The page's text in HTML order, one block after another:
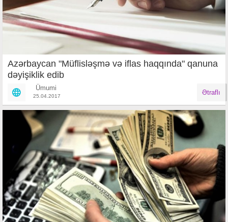
Azərbaycan "Müflisləşmə və iflas haqqında" qanuna
dəyişiklik edib
Ümumi
25.04.2017 Ətraflı